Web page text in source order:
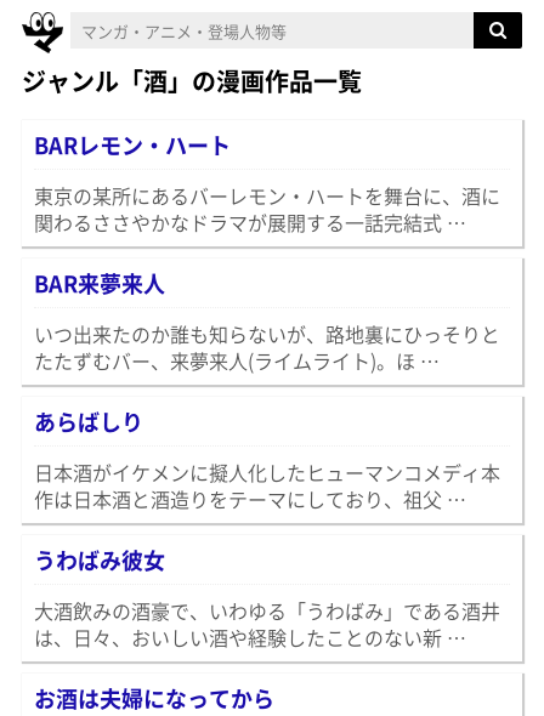
ジャンル「酒」の漫画作品一覧
BARレモン・ハート
東京の某所にあるバーレモン・ハートを舞台に、酒に
関わるささやかなドラマが展開する一話完結式 …
BAR来夢来人
いつ出来たのか誰も知らないが、路地裏にひっそりと
たたずむバー、来夢来人(ライムライト)。ほ …
あらばしり
日本酒がイケメンに擬人化したヒューマンコメディ本
作は日本酒と酒造りをテーマにしており、祖父 …
うわばみ彼女
大酒飲みの酒豪で、いわゆる「うわばみ」である酒井
は、日々、おいしい酒や経験したことのない新 …
お酒は夫婦になってから